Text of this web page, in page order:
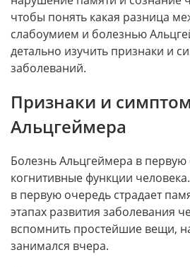
чтобы понять какая разница
слабоумием и болезнью
детально изучить признаки и
заболеваний.
Признаки и
Альцгеймера
Болезнь Альцгеймера в первую
когнитивные функции
в первую очередь страдает
этапах развития заболевания
вспомнить простейшие вещи,
занимался вчера.